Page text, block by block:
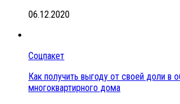
06.12.2020
Соцпакет
Как получить выгоду от своей доли
многоквартирного дома